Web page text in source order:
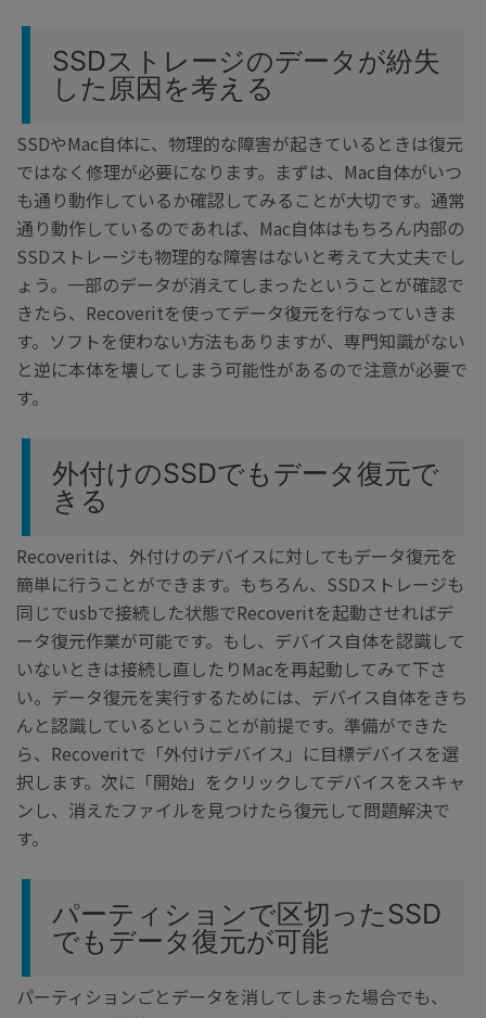
SSDストレージのデータが紛失
した原因を考える
SSDやMac自体に、物理的な障害が起きているときは復元
ではなく修理が必要になります。まずは、Mac自体がいつ
も通り動作しているか確認してみることが大切です。通常
通り動作しているのであれば、Mac自体はもちろん内部の
SSDストレージも物理的な障害はないと考えて大丈夫でし
ょう。一部のデータが消えてしまったということが確認で
きたら、Recoveritを使ってデータ復元を行なっていきま
す。ソフトを使わない方法もありますが、専門知識がない
と逆に本体を壊してしまう可能性があるので注意が必要で
す。
外付けのSSDでもデータ復元で
きる
Recoveritは、外付けのデバイスに対してもデータ復元を
簡単に行うことができます。もちろん、SSDストレージも
同じでusbで接続した状態でRecoveritを起動させればデ
ータ復元作業が可能です。もし、デバイス自体を認識して
いないときは接続し直したりMacを再起動してみて下さ
い。データ復元を実行するためには、デバイス自体をきち
んと認識しているということが前提です。準備ができた
ら、Recoveritで「外付けデバイス」に目標デバイスを選
択します。次に「開始」をクリックしてデバイスをスキャ
ンし、消えたファイルを見つけたら復元して問題解決で
す。
パーティションで区切ったSSD
でもデータ復元が可能
パーティションごとデータを消してしまった場合でも、